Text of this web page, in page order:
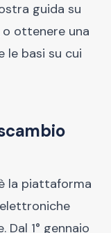
guida su
o ottenere una
le basi su cui
la piattaforma
1° gennaio